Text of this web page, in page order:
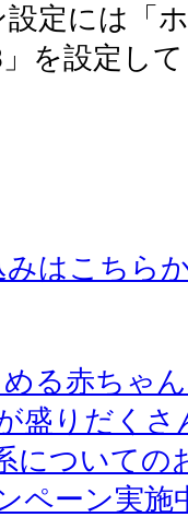
定には「
を設定し
みはこちら
める赤ちゃ
盛りだくさ
についての
ペーン実施